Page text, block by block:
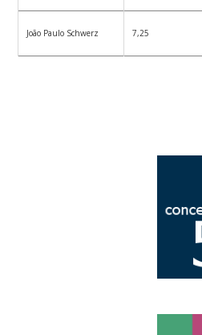
João Paulo Schwerz 7,25